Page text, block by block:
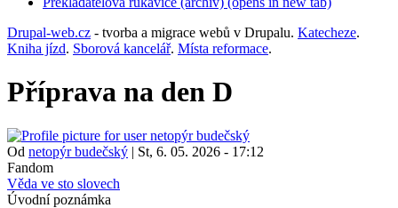
Drupal-web.cz - tvorba a migrace webů v Drupalu. Katecheze.
Kniha jízd. Sborová kancelář. Místa reformace.
Příprava na den D
Od netopýr budečský | St, 6. 05. 2026 - 17:12
Fandom
Věda ve sto slovech
Úvodní poznámka